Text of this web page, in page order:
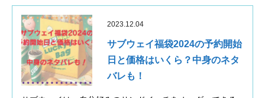
2023.12.04
サブウェイ福袋2024の予約開始
日と価格はいくら？中身のネタ
バレも！